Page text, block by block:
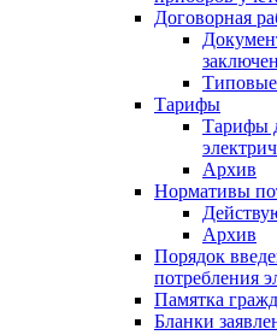
Договорная
Тарифы
Тарифы
Архив
Нормативы
Архив
Порядок
потребления
Памятка
Бланки